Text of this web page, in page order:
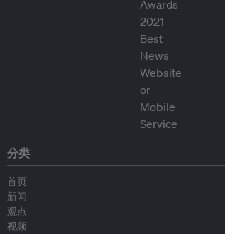
分类
首页
新闻
观点
视频